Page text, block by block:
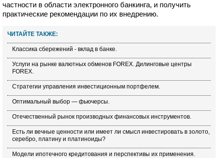
частности в области электронного банкинга, и получить
практические рекомендации по их внедрению.
ЧИТАЙТЕ ТАКЖЕ:
Классика сбережений - вклад в банке.
Услуги на рынке валютных обменов FOREX. Дилинговые центры
FOREX.
Стратегии управления инвестиционным портфелем.
Оптимальный выбор — фьючерсы.
Отечественный рынок производных финансовых инструментов.
Есть ли вечные ценности или имеет ли смысл инвестировать в золото,
серебро, платину и платиноиды?
Модели ипотечного кредитования и перспективы их применения.